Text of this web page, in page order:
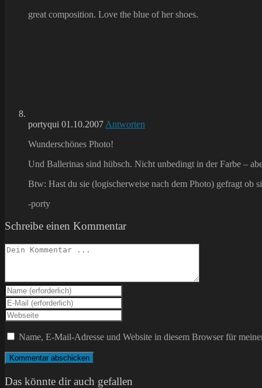
great composition. Love the blue of her shoes.
portyqui 01.10.2007 Antworten
Wunderschönes Photo!
Und Ballerinas sind hübsch. Nicht unbedingt in der Farbe –
Btw: Hast du sie (logischerweise nach dem Photo) gefragt ob
-porty
Schreibe einen Kommentar
Kommentieren
Gib
deinen
Namen
oder
Benutzernamen
zum
Kommentieren
ein
Gib
deine
E-
Mail-
Adresse
zum
Kommentieren
Gib
deine
Website-
ein
(optional)
Name, E-Mail-Adresse und Website in diesem Browser für
Das könnte dir auch gefallen